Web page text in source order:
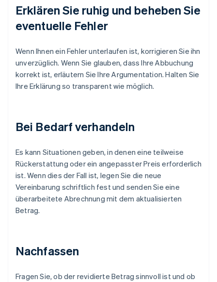
Erklären Sie ruhig und beheben Sie
eventuelle Fehler
Wenn Ihnen ein Fehler unterlaufen ist, korrigieren Sie ihn
unverzüglich. Wenn Sie glauben, dass Ihre Abbuchung
korrekt ist, erläutern Sie Ihre Argumentation. Halten Sie
Ihre Erklärung so transparent wie möglich.
Bei Bedarf verhandeln
Es kann Situationen geben, in denen eine teilweise
Rückerstattung oder ein angepasster Preis erforderlich
ist. Wenn dies der Fall ist, legen Sie die neue
Vereinbarung schriftlich fest und senden Sie eine
überarbeitete Abrechnung mit dem aktualisierten
Betrag.
Nachfassen
Fragen Sie, ob der revidierte Betrag sinnvoll ist und ob